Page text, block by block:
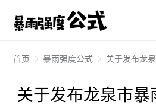
首页 暴雨强度公式 关于发布龙泉市
关于发布龙泉市暴